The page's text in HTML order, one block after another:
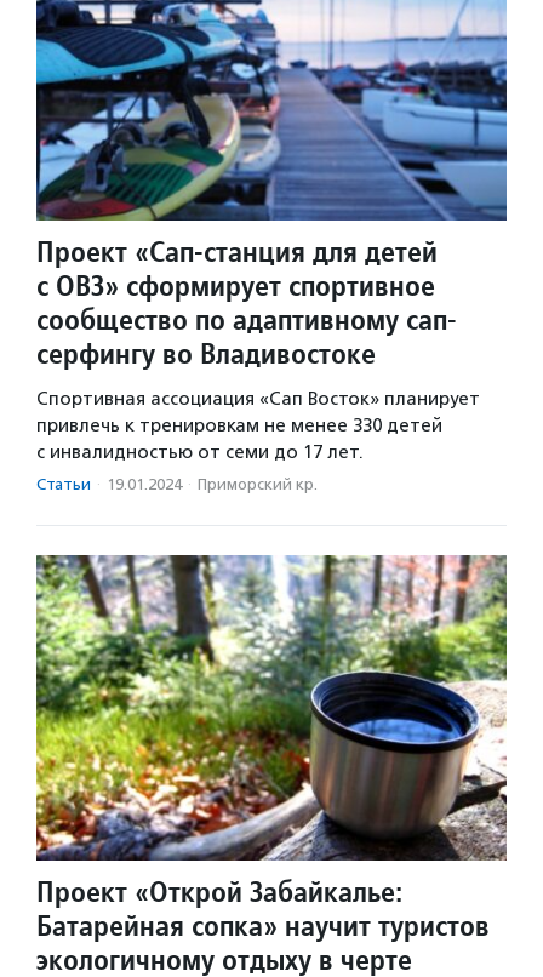
Проект «Сап-станция для детей
с ОВЗ» сформирует спортивное
сообщество по адаптивному сап-
серфингу во Владивостоке
Спортивная ассоциация «Сап Восток» планирует
привлечь к тренировкам не менее 330 детей
с инвалидностью от семи до 17 лет.
Статьи · 19.01.2024 · Приморский кр.
Проект «Открой Забайкалье:
Батарейная сопка» научит туристов
экологичному отдыху в черте